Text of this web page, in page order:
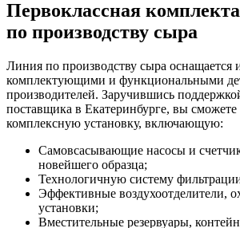
Первоклассная
по производству сыра
Линия по производству сыра
комплектующими и функциональными
производителей. Заручившись
поставщика в Екатеринбурге, вы сможете
комплексную установку, включающую:
Самовсасывающие насосы и
новейшего образца;
Технологичную систему
Эффективные воздухоотделители,
установки;
Вместительные резервуары,